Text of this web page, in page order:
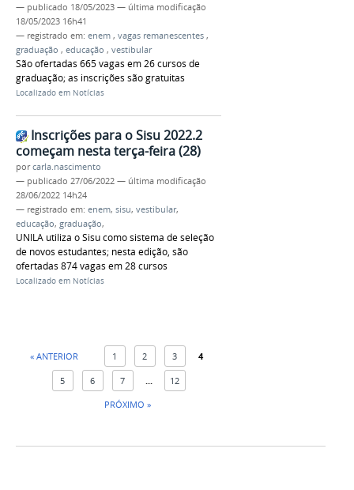
— publicado 18/05/2023 — última modificação
18/05/2023 16h41
— registrado em: enem , vagas remanescentes ,
graduação , educação , vestibular
São ofertadas 665 vagas em 26 cursos de
graduação; as inscrições são gratuitas
Localizado em Notícias
Inscrições para o Sisu 2022.2
começam nesta terça-feira (28)
porcarla.nascimento
— publicado 27/06/2022 — última modificação
28/06/2022 14h24
— registrado em: enem, sisu, vestibular,
educação, graduação,
UNILA utiliza o Sisu como sistema de seleção
de novos estudantes; nesta edição, são
ofertadas 874 vagas em 28 cursos
Localizado em Notícias
« ANTERIOR 1 2 3 4
5 6 7
12
PRÓXIMO »